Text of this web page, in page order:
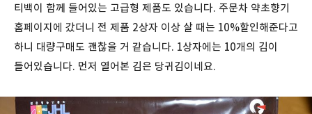
티백이 함께 들어있는 고급형 제품도 있습니다. 주문차 약초향기
홈페이지에 갔더니 전 제품 2상자 이상 살 때는 10%할인해준다고
하니 대량구매도 괜찮을 거 같습니다. 1상자에는 10개의 김이
들어있습니다. 먼저 열어본 김은 당귀김이네요.